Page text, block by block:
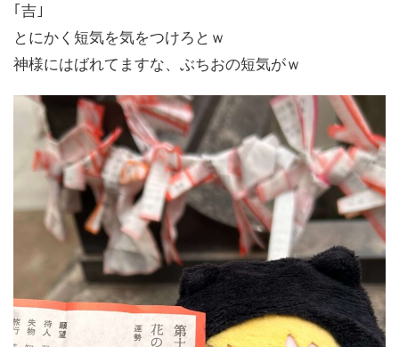
｢吉｣
とにかく短気を気をつけろとｗ
神様にはばれてますな、ぶちおの短気がｗ